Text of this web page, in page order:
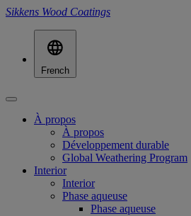
Sikkens Wood Coatings
French
À propos
À propos
Développement durable
Global Weathering Program
Interior
Interior
Phase aqueuse
Phase aqueuse